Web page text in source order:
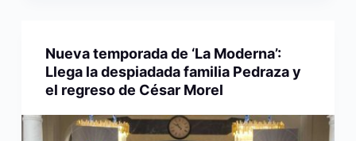
Nueva temporada de ‘La Moderna’:
Llega la despiadada familia Pedraza y
el regreso de César Morel